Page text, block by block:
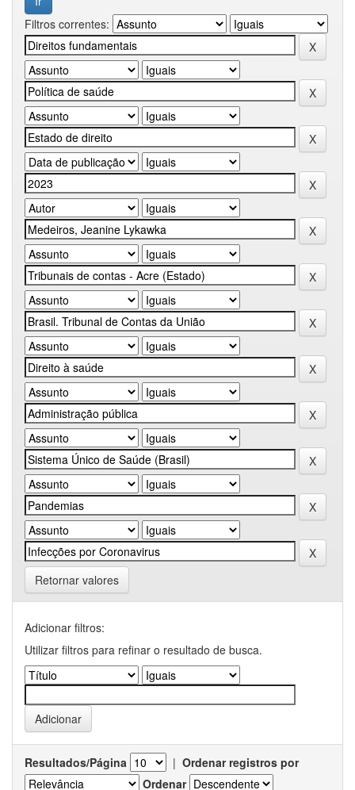
Filtros correntes:
Retornar valores
Adicionar filtros:
Utilizar filtros para refinar o resultado de busca.
Resultados/Página | Ordenar registros por
Ordenar